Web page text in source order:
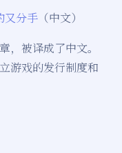
又分手 （中文）
，被译成了中文。
游戏的发行制度和